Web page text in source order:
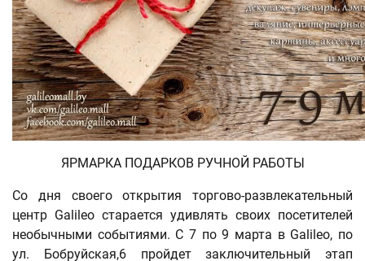
ЯРМАРКА ПОДАРКОВ РУЧНОЙ РАБОТЫ
Со дня своего открытия торгово-развлекательный
центр Galileo старается удивлять своих посетителей
необычными событиями. С 7 по 9 марта в Galileo, по
ул. Бобруйская,6 пройдет заключительный этап